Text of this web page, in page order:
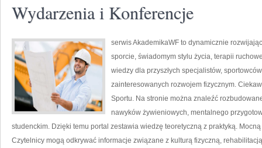
Wydarzenia i Konferencje
serwis AkademikaWF to dynamicznie
sporcie, świadomym stylu życia, terapii
wiedzy dla przyszłych specjalistów,
zainteresowanych rozwojem fizycznym.
Sportu. Na stronie można znaleźć
nawyków żywieniowych, mentalnego
studenckim. Dzięki temu portal zestawia wiedzę teoretyczną z praktyką.
Czytelnicy mogą odkrywać informacje związane z kulturą fizyczną,